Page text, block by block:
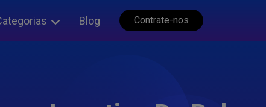
Blog Contrate-nos